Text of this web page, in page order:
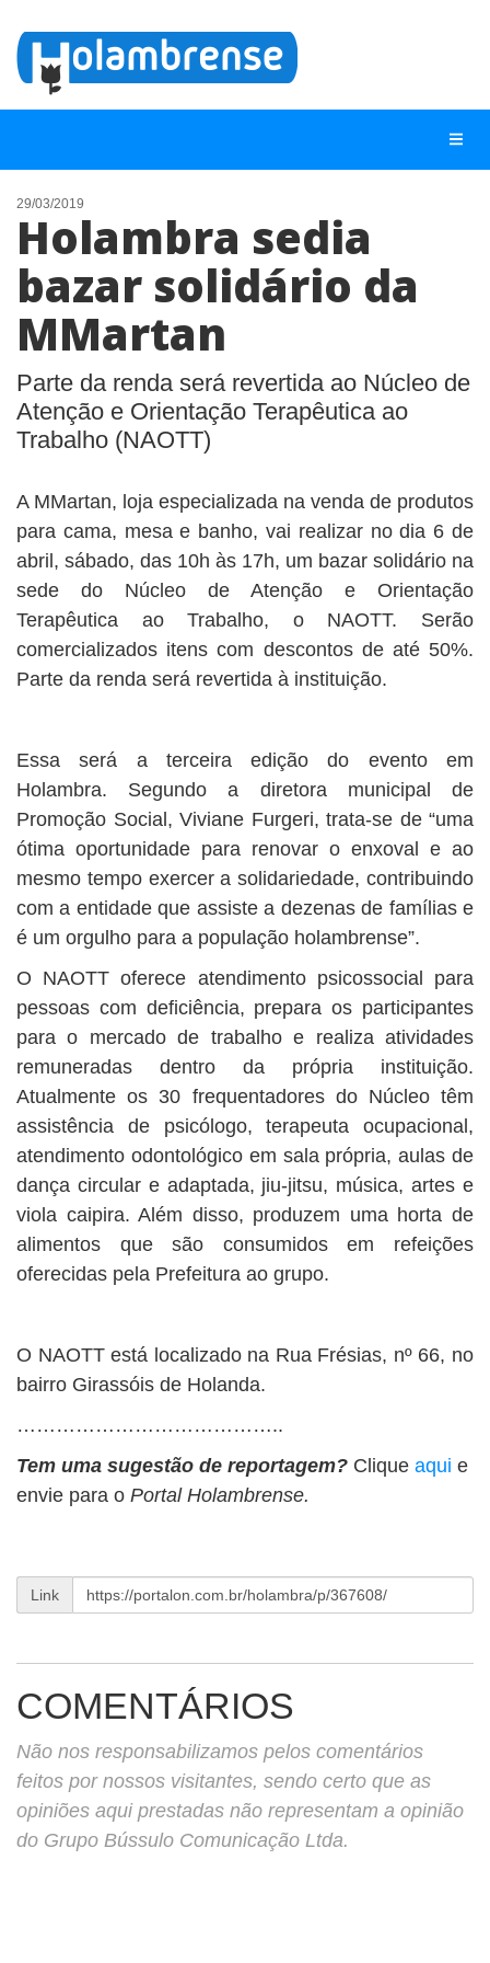
NOTÍCIAS
LISTA DIGITAL
TELEFONES ÚTEIS
ANUNCIE
29/03/2019
Holambra sedia
bazar solidário da
MMartan
Parte da renda será revertida ao Núcleo de
Atenção e Orientação Terapêutica ao
Trabalho (NAOTT)
A MMartan, loja especializada na venda de produtos
para cama, mesa e banho, vai realizar no dia 6 de
abril, sábado, das 10h às 17h, um bazar solidário na
sede do Núcleo de Atenção e Orientação
Terapêutica ao Trabalho, o NAOTT. Serão
comercializados itens com descontos de até 50%.
Parte da renda será revertida à instituição.
Essa será a terceira edição do evento em
Holambra. Segundo a diretora municipal de
Promoção Social, Viviane Furgeri, trata-se de “uma
ótima oportunidade para renovar o enxoval e ao
mesmo tempo exercer a solidariedade, contribuindo
com a entidade que assiste a dezenas de famílias e
é um orgulho para a população holambrense”.
O NAOTT oferece atendimento psicossocial para
pessoas com deficiência, prepara os participantes
para o mercado de trabalho e realiza atividades
remuneradas dentro da própria instituição.
Atualmente os 30 frequentadores do Núcleo têm
assistência de psicólogo, terapeuta ocupacional,
atendimento odontológico em sala própria, aulas de
dança circular e adaptada, jiu-jitsu, música, artes e
viola caipira. Além disso, produzem uma horta de
alimentos que são consumidos em refeições
oferecidas pela Prefeitura ao grupo.
O NAOTT está localizado na Rua Frésias, nº 66, no
bairro Girassóis de Holanda.
…………………………………..
Tem uma sugestão de reportagem? Clique aqui e
envie para o Portal Holambrense.
Link
COMENTÁRIOS
Não nos responsabilizamos pelos comentários
feitos por nossos visitantes, sendo certo que as
opiniões aqui prestadas não representam a opinião
do Grupo Bússulo Comunicação Ltda.